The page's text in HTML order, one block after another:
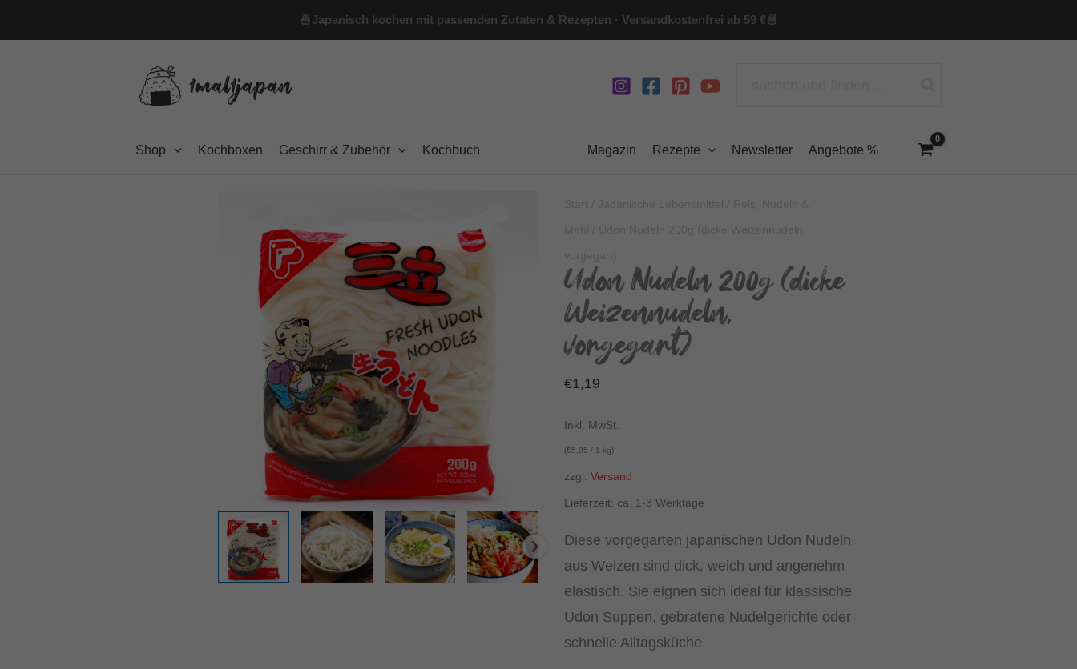
Inhalt
🍜Japanisch kochen mit passenden Zutaten & Rezepten · Versandkostenfrei ab 59 €🍜
Shop Kochboxen Geschirr & Zubehör Kochbuch Magazin Rezepte Newsletter Angebote %
Udon Nudeln 200g (dicke
Weizennudeln,
vorgegart)
€1,19
Inkl. MwSt.
(€5,95 / 1 kg)
zzgl. Versand
Lieferzeit: ca. 1-3 Werktage
Diese vorgegarten japanischen Udon Nudeln
aus Weizen sind dick, weich und angenehm
elastisch. Sie eignen sich ideal für klassische
Udon Suppen, gebratene Nudelgerichte oder
schnelle Alltagsküche.